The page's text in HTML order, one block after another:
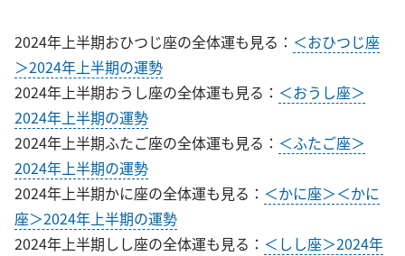
2024年上半期おひつじ座の全体運も見る： ＜おひつじ座
＞2024年上半期の運勢
2024年上半期おうし座の全体運も見る： ＜おうし座＞
2024年上半期の運勢
2024年上半期ふたご座の全体運も見る： ＜ふたご座＞
2024年上半期の運勢
2024年上半期かに座の全体運も見る： ＜かに座＞＜かに
座＞2024年上半期の運勢
2024年上半期しし座の全体運も見る： ＜しし座＞2024年